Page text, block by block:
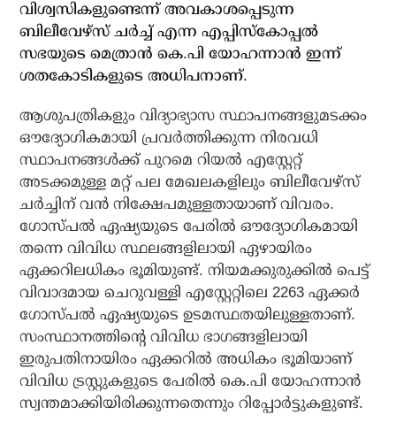
വിശ്വസികളുണ്ടെന്ന് അവകാശപ്പെടുന്ന
ബിലീവേഴ്സ് ചര്‍ച്ച് എന്ന എപ്പിസ്‌കോപ്പല്‍
സഭയുടെ മെത്രാന്‍ കെ.പി യോഹന്നാന്‍ ഇന്ന്
ശതകോടികളുടെ അധിപനാണ്.
ആശുപത്രികളും വിദ്യാഭ്യാസ സ്ഥാപനങ്ങളുമടക്കം
ഔദ്യോഗികമായി പ്രവര്‍ത്തിക്കുന്ന നിരവധി
സ്ഥാപനങ്ങള്‍ക്ക് പുറമെ റിയല്‍ എസ്റ്റേറ്റ്
അടക്കമുള്ള മറ്റ് പല മേഖലകളിലും ബിലീവേഴ്‌സ്
ചര്‍ച്ചിന് വന്‍ നിക്ഷേപമുള്ളതായാണ് വിവരം.
ഗോസ്പല്‍ ഏഷ്യയുടെ പേരില്‍ ഔദ്യോഗികമായി
തന്നെ വിവിധ സ്ഥലങ്ങളിലായി ഏഴായിരം
ഏക്കറിലധികം ഭൂമിയുണ്ട്. നിയമക്കുരുക്കില്‍ പെട്ട്
വിവാദമായ ചെറുവള്ളി എസ്റ്റേറ്റിലെ 2263 ഏക്കര്‍
ഗോസ്പല്‍ ഏഷ്യയുടെ ഉടമസ്ഥതയിലുള്ളതാണ്.
സംസ്ഥാനത്തിന്റെ വിവിധ ഭാഗങ്ങളിലായി
ഇരുപതിനായിരം ഏക്കറില്‍ അധികം ഭൂമിയാണ്
വിവിധ ട്രസ്റ്റുകളുടെ പേരില്‍ കെ.പി യോഹന്നാന്‍
സ്വന്തമാക്കിയിരിക്കുന്നതെന്നും റിപ്പോര്‍ട്ടുകളുണ്ട്.